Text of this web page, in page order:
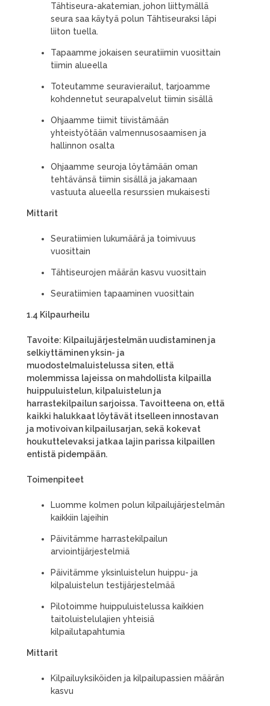
Tähtiseura-akatemian, johon liittymällä
seura saa käytyä polun Tähtiseuraksi läpi
liiton tuella.
Tapaamme jokaisen seuratiimin vuosittain
tiimin alueella
Toteutamme seuravierailut, tarjoamme
kohdennetut seurapalvelut tiimin sisällä
Ohjaamme tiimit tiivistämään
yhteistyötään valmennusosaamisen ja
hallinnon osalta
Ohjaamme seuroja löytämään oman
tehtävänsä tiimin sisällä ja jakamaan
vastuuta alueella resurssien mukaisesti
Mittarit
Seuratiimien lukumäärä ja toimivuus
vuosittain
Tähtiseurojen määrän kasvu vuosittain
Seuratiimien tapaaminen vuosittain
1.4 Kilpaurheilu
Tavoite: Kilpailujärjestelmän uudistaminen ja
selkiyttäminen yksin- ja
muodostelmaluistelussa siten, että
molemmissa lajeissa on mahdollista kilpailla
huippuluistelun, kilpaluistelun ja
harrastekilpailun sarjoissa. Tavoitteena on, että
kaikki halukkaat löytävät itselleen innostavan
ja motivoivan kilpailusarjan, sekä kokevat
houkuttelevaksi jatkaa lajin parissa kilpaillen
entistä pidempään.
Toimenpiteet
Luomme kolmen polun kilpailujärjestelmän
kaikkiin lajeihin
Päivitämme harrastekilpailun
arviointijärjestelmiä
Päivitämme yksinluistelun huippu- ja
kilpaluistelun testijärjestelmää
Pilotoimme huippuluistelussa kaikkien
taitoluistelulajien yhteisiä
kilpailutapahtumia
Mittarit
Kilpailuyksiköiden ja kilpailupassien määrän
kasvu